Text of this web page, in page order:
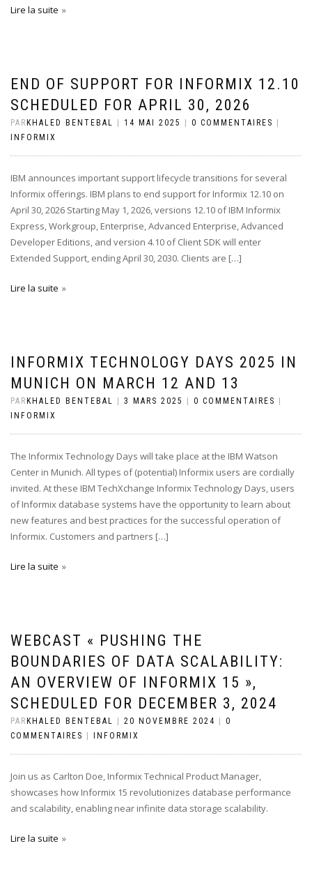
Lire la suite
END OF SUPPORT FOR INFORMIX 12.10
SCHEDULED FOR APRIL 30, 2026
PAR KHALED BENTEBAL 14 MAI 2025 0 COMMENTAIRES
INFORMIX
IBM announces important support lifecycle transitions for several
Informix offerings. IBM plans to end support for Informix 12.10 on
April 30, 2026 Starting May 1, 2026, versions 12.10 of IBM Informix
Express, Workgroup, Enterprise, Advanced Enterprise, Advanced
Developer Editions, and version 4.10 of Client SDK will enter
Extended Support, ending April 30, 2030. Clients are […]
Lire la suite
INFORMIX TECHNOLOGY DAYS 2025 IN
MUNICH ON MARCH 12 AND 13
PAR KHALED BENTEBAL 3 MARS 2025 0 COMMENTAIRES
INFORMIX
The Informix Technology Days will take place at the IBM Watson
Center in Munich. All types of (potential) Informix users are cordially
invited. At these IBM TechXchange Informix Technology Days, users
of Informix database systems have the opportunity to learn about
new features and best practices for the successful operation of
Informix. Customers and partners […]
Lire la suite
WEBCAST « PUSHING THE
BOUNDARIES OF DATA SCALABILITY:
AN OVERVIEW OF INFORMIX 15 »,
SCHEDULED FOR DECEMBER 3, 2024
PAR KHALED BENTEBAL 20 NOVEMBRE 2024
0
COMMENTAIRES
INFORMIX
Join us as Carlton Doe, Informix Technical Product Manager,
showcases how Informix 15 revolutionizes database performance
and scalability, enabling near infinite data storage scalability.
Lire la suite